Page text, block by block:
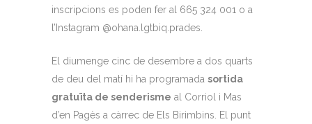
inscripcions es poden fer al 665 324 001 o a
l’Instagram @ohana.lgtbiq.prades.
El diumenge cinc de desembre a dos quarts
de deu del matí hi ha programada sortida
gratuïta de senderisme al Corriol i Mas
d’en Pagès a càrrec de Els Birimbins. El punt